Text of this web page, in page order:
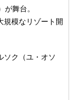
舞台。
規模なリゾート開
ソク（ユ・オソ